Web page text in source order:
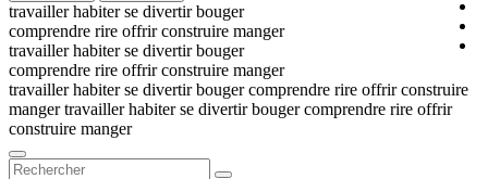
travailler habiter se divertir bouger
comprendre rire offrir construire manger
travailler habiter se divertir bouger
comprendre rire offrir construire manger
travailler habiter se divertir bouger comprendre rire offrir construire
manger travailler habiter se divertir bouger comprendre rire offrir
construire manger